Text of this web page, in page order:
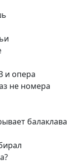
и опера
не номера
балаклава